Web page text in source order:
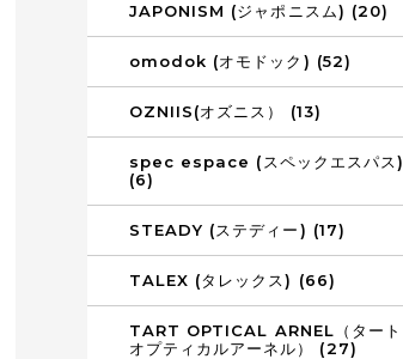
JAPONISM (ジャポニスム) (20)
omodok (オモドック) (52)
OZNIIS(オズニス） (13)
spec espace (スペックエスパス)
(6)
STEADY (ステディー) (17)
TALEX (タレックス) (66)
TART OPTICAL ARNEL（タート
オプティカルアーネル） (27)